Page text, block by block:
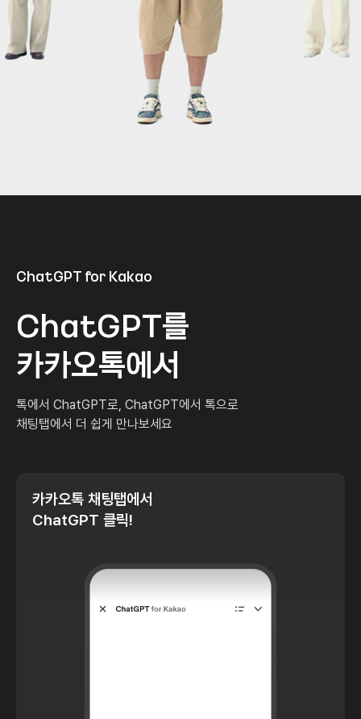
ChatGPT for Kakao
ChatGPT를
카카오톡에서
톡에서 ChatGPT로, ChatGPT에서 톡으로
채팅탭에서 더 쉽게 만나보세요
카카오톡 채팅탭에서
ChatGPT 클릭!